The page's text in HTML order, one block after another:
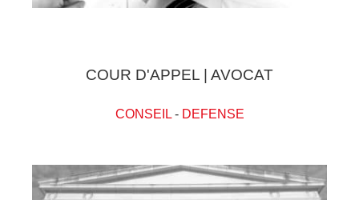
COUR D'APPEL | AVOCAT
CONSEIL- DEFENSE